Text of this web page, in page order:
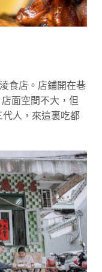
食店。店鋪開在巷
面空間不大，但
人，來這裏吃都